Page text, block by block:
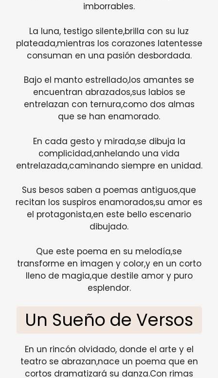
imborrables.
La luna, testigo silente,brilla con su luz
plateada,mientras los corazones latentesse
consuman en una pasión desbordada.
Bajo el manto estrellado,los amantes se
encuentran abrazados,sus labios se
entrelazan con ternura,como dos almas
que se han enamorado.
En cada gesto y mirada,se dibuja la
complicidad,anhelando una vida
entrelazada,caminando siempre en unidad.
Sus besos saben a poemas antiguos,que
recitan los suspiros enamorados,su amor es
el protagonista,en este bello escenario
dibujado.
Que este poema en su melodía,se
transforme en imagen y color,y en un corto
lleno de magia,que destile amor y puro
esplendor.
Un Sueño de Versos
En un rincón olvidado, donde el arte y el
teatro se abrazan,nace un poema que en
cortos dramatizará su danza.Con rimas